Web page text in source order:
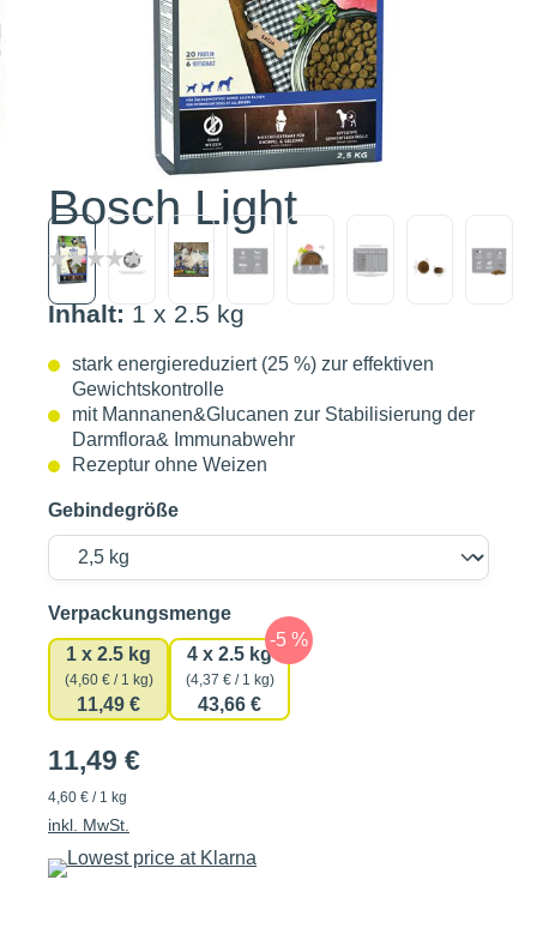
Bosch Light
Inhalt: 1 x 2.5 kg
stark energiereduziert (25 %) zur effektiven
Gewichtskontrolle
mit Mannanen&Glucanen zur Stabilisierung der
Darmflora& Immunabwehr
Rezeptur ohne Weizen
Gebindegröße
Verpackungsmengeauswählen
1 x 2.5 kg
(4,60 € / 1 kg)
11,49 €
4 x 2.5 kg
(4,37 € / 1 kg)
43,66 €
11,49 €
4,60 € / 1 kg
inkl. MwSt.